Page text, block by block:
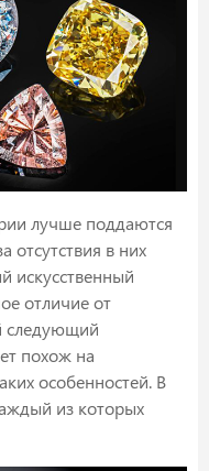
лучше поддаются
отсутствия в них
искусственный
отличие от
следующий
похож на
особенностей. В
из которых